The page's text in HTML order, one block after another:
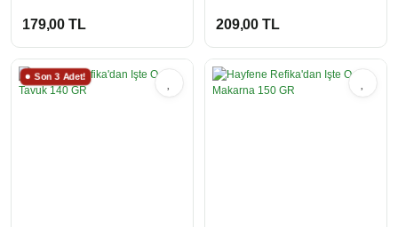
179,00 TL 209,00 TL
Son 3 Adet!